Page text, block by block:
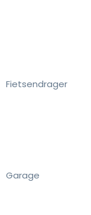
Fietsendrager
Garage